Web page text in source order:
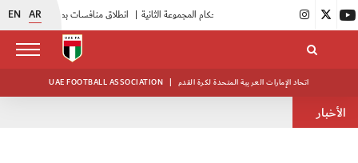
EN AR انطلاق منافسات بطولة النخبة لحرس الرئاسة | بدء فعاليات معسكر حكام المجموعة الثانية |
UAE FOOTBALL ASSOCIATION | اتحاد الإمارات العربية المتحدة لكرة القدم
الأخبار